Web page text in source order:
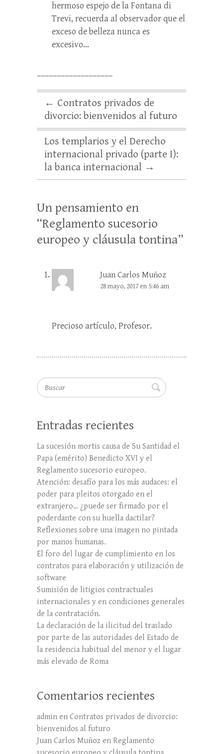
hermoso espejo de la Fontana di
Trevi, recuerda al observador que el
exceso de belleza nunca es
excesivo…
← Contratos privados de
divorcio: bienvenidos al futuro
Los templarios y el Derecho
internacional privado (parte I):
la banca internacional →
Un pensamiento en
“Reglamento sucesorio
europeo y cláusula tontina”
Juan Carlos Muñoz
28 mayo, 2017 en 5:46 am
Precioso artículo, Profesor.
Buscar
Entradas recientes
La sucesión mortis causa de Su Santidad el
Papa (emérito) Benedicto XVI y el
Reglamento sucesorio europeo.
Atención: desafío para los más audaces: el
poder para pleitos otorgado en el
extranjero… ¿puede ser firmado por el
poderdante con su huella dactilar?
Reflexiones sobre una imagen no pintada
por manos humanas.
El foro del lugar de cumplimiento en los
contratos para elaboración y utilización de
software
Sumisión de litigios contractuales
internacionales y en condiciones generales
de la contratación.
La declaración de la ilicitud del traslado
por parte de las autoridades del Estado de
la residencia habitual del menor y el lugar
más elevado de Roma
Comentarios recientes
admin en Contratos privados de divorcio:
bienvenidos al futuro
Juan Carlos Muñoz en Reglamento